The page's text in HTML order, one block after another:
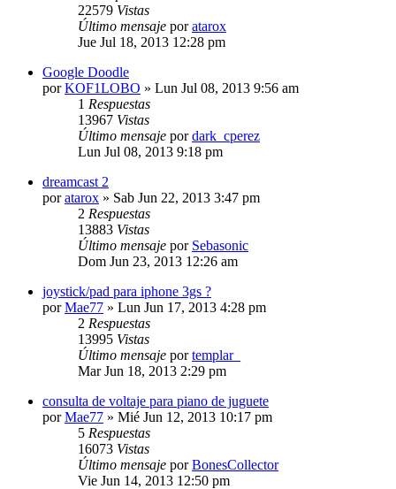
22579 Vistas
Último mensaje poratarox
Jue Jul 18, 2013 12:28 pm
Google Doodle
porKOF1LOBO » Lun Jul 08, 2013 9:56 am
1 Respuestas
13967 Vistas
Último mensaje pordark_cperez
Lun Jul 08, 2013 9:18 pm
dreamcast 2
poratarox » Sab Jun 22, 2013 3:47 pm
2 Respuestas
13883 Vistas
Último mensaje por Sebasonic
Dom Jun 23, 2013 12:26 am
joystick/pad para iphone 3gs ?
porMae77 » Lun Jun 17, 2013 4:28 pm
2 Respuestas
13995 Vistas
Último mensaje portemplar_
Mar Jun 18, 2013 2:29 pm
consulta de voltaje para piano de juguete
porMae77 » Mié Jun 12, 2013 10:17 pm
5 Respuestas
16073 Vistas
Último mensaje porBonesCollector
Vie Jun 14, 2013 12:50 pm